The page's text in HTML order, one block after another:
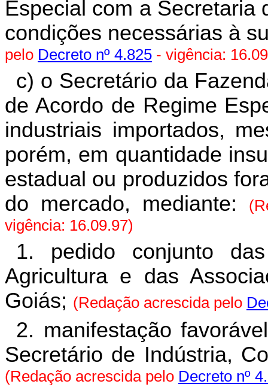
Especial com a Secretaria
condições necessárias à
pelo Decreto nº 4.825 - vigência:
c) o Secretário da
de Acordo de Regime
industriais importados,
porém, em quantidade
estadual ou produzidos
do mercado, mediante:
vigência: 16.09.97)
1. pedido conjunto
Agricultura e das
Goiás; (Redação acrescida pelo
2. manifestação
Secretário de Indústria,
(Redação acrescida pelo Decreto nº